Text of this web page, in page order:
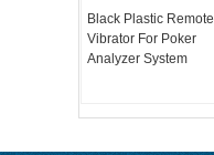
Black Plastic Remote
Vibrator For Poker
Analyzer System